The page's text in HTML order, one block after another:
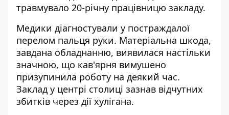
травмувало 20-річну працівницю закладу.
Медики діагностували у постраждалої
перелом пальця руки. Матеріальна шкода,
завдана обладнанню, виявилася настільки
значною, що кав'ярня вимушено
призупинила роботу на деякий час.
Заклад у центрі столиці зазнав відчутних
збитків через дії хулігана.